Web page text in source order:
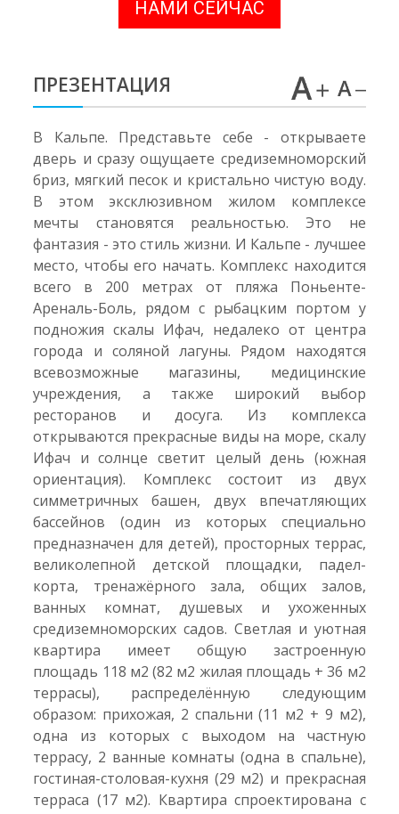
НАМИ СЕЙЧАС
ПРЕЗЕНТАЦИЯ
В Кальпе. Представьте себе - открываете
дверь и сразу ощущаете средиземноморский
бриз, мягкий песок и кристально чистую воду.
В этом эксклюзивном жилом комплексе
мечты становятся реальностью. Это не
фантазия - это стиль жизни. И Кальпе - лучшее
место, чтобы его начать. Комплекс находится
всего в 200 метрах от пляжа Поньенте-
Ареналь-Боль, рядом с рыбацким портом у
подножия скалы Ифач, недалеко от центра
города и соляной лагуны. Рядом находятся
всевозможные магазины, медицинские
учреждения, а также широкий выбор
ресторанов и досуга. Из комплекса
открываются прекрасные виды на море, скалу
Ифач и солнце светит целый день (южная
ориентация). Комплекс состоит из двух
симметричных башен, двух впечатляющих
бассейнов (один из которых специально
предназначен для детей), просторных террас,
великолепной детской площадки, падел-
корта, тренажёрного зала, общих залов,
ванных комнат, душевых и ухоженных
средиземноморских садов. Светлая и уютная
квартира имеет общую застроенную
площадь 118 м2 (82 м2 жилая площадь + 36 м2
террасы), распределённую следующим
образом: прихожая, 2 спальни (11 м2 + 9 м2),
одна из которых с выходом на частную
террасу, 2 ванные комнаты (одна в спальне),
гостиная-столовая-кухня (29 м2) и прекрасная
терраса (17 м2). Квартира спроектирована с